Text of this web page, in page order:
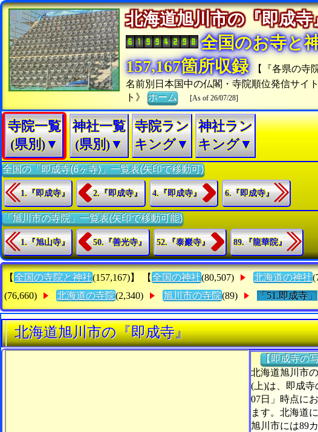
北海道旭川市の『即成
全国のお寺と
157,167箇所収録
【『各県の寺
名前別日本国中の仏閣・寺院順位発信サイ
ト》ホーム [As of 26/07/28]
寺院一覧
(県別)▼
神社一覧
(県別)▼
寺院ラン
キング▼
神社ラン
キング▼
全国の「即成寺(6ヶ寺)」一覧表(矢印で移動可)
1.『即成寺』 2.『即成寺』 4.『即成寺』 6.『即成寺』
「旭川市の寺院」一覧表(矢印で移動可能)
1.『旭山寺』 50.『善光寺』 52.『泰巖寺』 89.『龍華院』
【 全国の寺院と神社(157,167)】 【 全国の神社(80,507) 北海道の神社
(76,660)
北海道の寺院(2,340) 旭川市の寺院(89) 「51.即成寺」
北海道旭川市の『即成寺』
【即成寺の
北海道旭川市
(上)は、即成寺
07日」時点に
ます。北海道
旭川市には89